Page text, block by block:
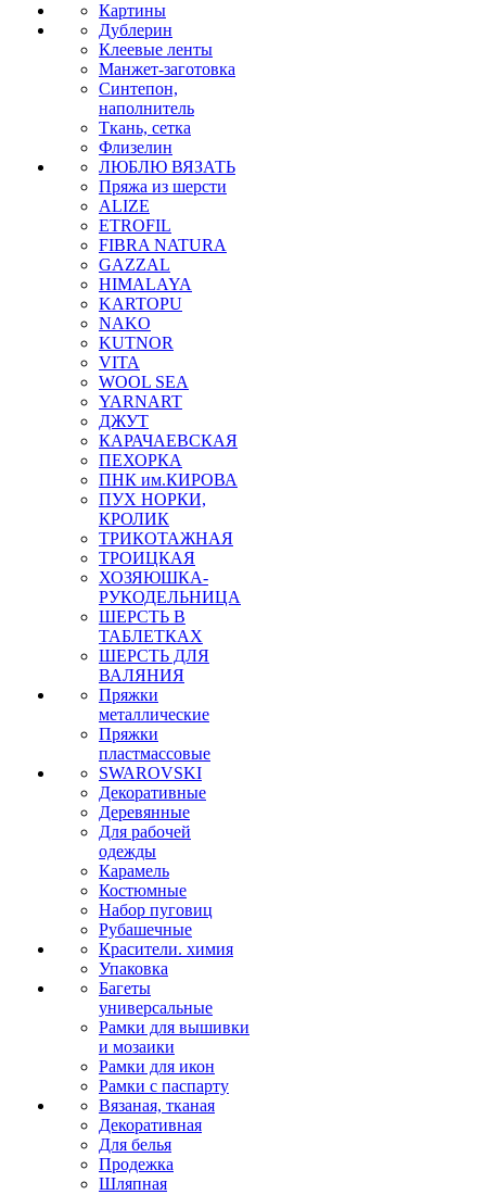
Картины
Дублерин
Клеевые ленты
Манжет-заготовка
Синтепон,
наполнитель
Ткань, сетка
Флизелин
ЛЮБЛЮ ВЯЗАТЬ
Пряжа из шерсти
ALIZE
ETROFIL
FIBRA NATURA
GAZZAL
HIMALAYA
KARTOPU
NAKO
KUTNOR
VITA
WOOL SEA
YARNART
ДЖУТ
КАРАЧАЕВСКАЯ
ПЕХОРКА
ПНК им.КИРОВА
ПУХ НОРКИ,
КРОЛИК
ТРИКОТАЖНАЯ
ТРОИЦКАЯ
ХОЗЯЮШКА-
РУКОДЕЛЬНИЦА
ШЕРСТЬ В
ТАБЛЕТКАХ
ШЕРСТЬ ДЛЯ
ВАЛЯНИЯ
Пряжки
металлические
Пряжки
пластмассовые
SWAROVSKI
Декоративные
Деревянные
Для рабочей
одежды
Карамель
Костюмные
Набор пуговиц
Рубашечные
Красители. химия
Упаковка
Багеты
универсальные
Рамки для вышивки
и мозаики
Рамки для икон
Рамки с паспарту
Вязаная, тканая
Декоративная
Для белья
Продежка
Шляпная